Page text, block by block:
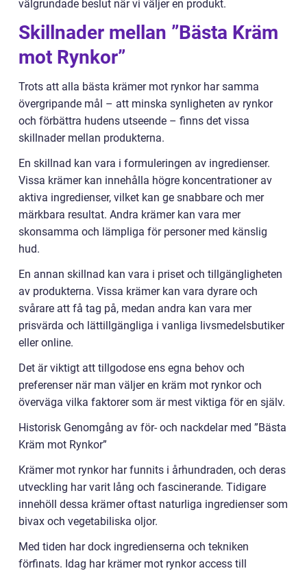
välgrundade beslut när vi väljer en produkt.
Skillnader mellan ”Bästa Kräm
mot Rynkor”
Trots att alla bästa krämer mot rynkor har samma
övergripande mål – att minska synligheten av rynkor
och förbättra hudens utseende – finns det vissa
skillnader mellan produkterna.
En skillnad kan vara i formuleringen av ingredienser.
Vissa krämer kan innehålla högre koncentrationer av
aktiva ingredienser, vilket kan ge snabbare och mer
märkbara resultat. Andra krämer kan vara mer
skonsamma och lämpliga för personer med känslig
hud.
En annan skillnad kan vara i priset och tillgängligheten
av produkterna. Vissa krämer kan vara dyrare och
svårare att få tag på, medan andra kan vara mer
prisvärda och lättillgängliga i vanliga livsmedelsbutiker
eller online.
Det är viktigt att tillgodose ens egna behov och
preferenser när man väljer en kräm mot rynkor och
överväga vilka faktorer som är mest viktiga för en själv.
Historisk Genomgång av för- och nackdelar med ”Bästa
Kräm mot Rynkor”
Krämer mot rynkor har funnits i århundraden, och deras
utveckling har varit lång och fascinerande. Tidigare
innehöll dessa krämer oftast naturliga ingredienser som
bivax och vegetabiliska oljor.
Med tiden har dock ingredienserna och tekniken
förfinats. Idag har krämer mot rynkor access till